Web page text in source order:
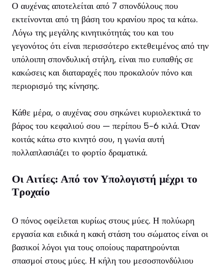
Ο αυχένας αποτελείται από 7 σπονδύλους που
εκτείνονται από τη βάση του κρανίου προς τα κάτω.
Λόγω της μεγάλης κινητικότητάς του και του
γεγονότος ότι είναι περισσότερο εκτεθειμένος από την
υπόλοιπη σπονδυλική στήλη, είναι πιο ευπαθής σε
κακώσεις και διαταραχές που προκαλούν πόνο και
περιορισμό της κίνησης.
Κάθε μέρα, ο αυχένας σου σηκώνει κυριολεκτικά το
βάρος του κεφαλιού σου — περίπου 5-6 κιλά. Όταν
κοιτάς κάτω στο κινητό σου, η γωνία αυτή
πολλαπλασιάζει το φορτίο δραματικά.
Οι Αιτίες: Από τον Υπολογιστή μέχρι το
Τροχαίο
Ο πόνος οφείλεται κυρίως στους μύες. Η πολύωρη
εργασία και ειδικά η κακή στάση του σώματος είναι οι
βασικοί λόγοι για τους οποίους παρατηρούνται
σπασμοί στους μύες. Η κήλη του μεσοσπονδύλιου